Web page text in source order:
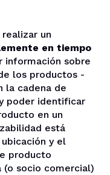
un
en tiempo
información sobre
los productos -
la cadena de
poder identificar
en un
está
y el
producto
(o socio comercial)